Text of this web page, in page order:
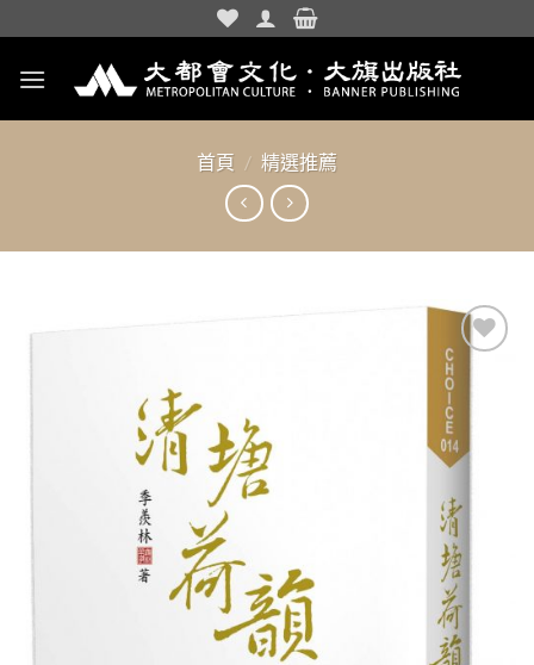
to
content
首頁 / 精選推薦